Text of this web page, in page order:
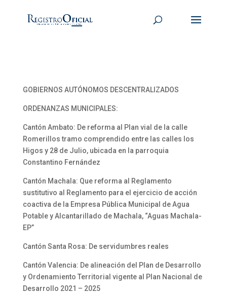
GOBIERNOS AUTÓNOMOS DESCENTRALIZADOS
ORDENANZAS MUNICIPALES:
Cantón Ambato: De reforma al Plan vial de la calle
Romerillos tramo comprendido entre las calles los
Higos y 28 de Julio, ubicada en la parroquia
Constantino Fernández
Cantón Machala: Que reforma al Reglamento
sustitutivo al Reglamento para el ejercicio de acción
coactiva de la Empresa Pública Municipal de Agua
Potable y Alcantarillado de Machala, “Aguas Machala-
EP”
Cantón Santa Rosa: De servidumbres reales
Cantón Valencia: De alineación del Plan de Desarrollo
y Ordenamiento Territorial vigente al Plan Nacional de
Desarrollo 2021 – 2025